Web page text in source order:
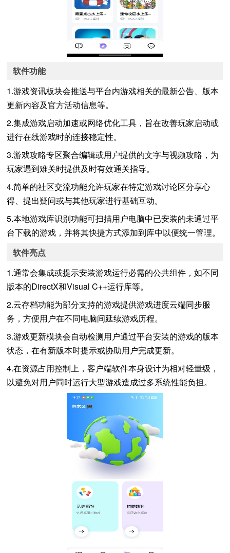
软件功能
1.游戏资讯板块会推送与平台内游戏相关的最新公告、版本
更新内容及官方活动信息等。
2.集成游戏启动加速或网络优化工具，旨在改善玩家启动或
进行在线游戏时的连接稳定性。
3.游戏攻略专区聚合编辑或用户提供的文字与视频攻略，为
玩家遇到难关时提供及时有效通关指导。
4.简单的社区交流功能允许玩家在特定游戏讨论区分享心
得、提出疑问或与其他玩家进行基础互动。
5.本地游戏库识别功能可扫描用户电脑中已安装的未通过平
台下载的游戏，并将其快捷方式添加到库中以便统一管理。
软件亮点
1.通常会集成或提示安装游戏运行必需的公共组件，如不同
版本的DirectX和Visual C++运行库等。
2.云存档功能为部分支持的游戏提供游戏进度云端同步服
务，方便用户在不同电脑间延续游戏历程。
3.游戏更新模块会自动检测用户通过平台安装的游戏的版本
状态，在有新版本时提示或协助用户完成更新。
4.在资源占用控制上，客户端软件本身设计为相对轻量级，
以避免对用户同时运行大型游戏造成过多系统性能负担。